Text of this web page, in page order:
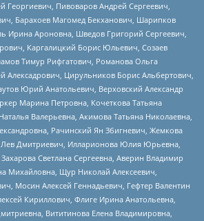
Георгиевич, Пивоваров Андрей Сергеевич,
Барахоев Магомед Бекханович, Шарипков
Ирина Ароновна, Шведов Григорий Сергеевич,
Каргалицкий Борис Юльевич, Созаев
Тимур Рифгатович, Романова Ольга
Алексадрович, Цирульников Борис Альбертович,
Юрий Анатольевич, Верховский Александр
Марина Петровна, Кочеткова Татьяна
Валерьевна, Акимова Татьяна Николаевна,
Рачинский Ян Збигневич, Жемкова
Лев Дмитриевич, Илларионова Юлия Юрьевна,
Светлана Сергеевна, Аверин Владимир
Михайловна, Щур Николай Алексеевич,
Мосин Алексей Геннадьевич, Гефтер Валентин
Кириллович, Флиге Ирина Анатольевна,
Вититинова Елена Владимировна,